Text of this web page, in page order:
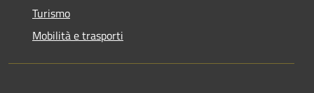
Turismo
Mobilità e trasporti